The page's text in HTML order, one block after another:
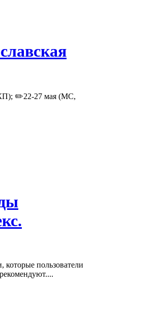
✏️22-27 мая (МС,
пользователи